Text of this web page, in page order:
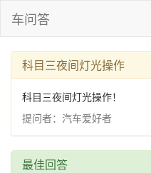
车问答
科目三夜间灯光操作
科目三夜间灯光操作！
提问者：汽车爱好者
最佳回答